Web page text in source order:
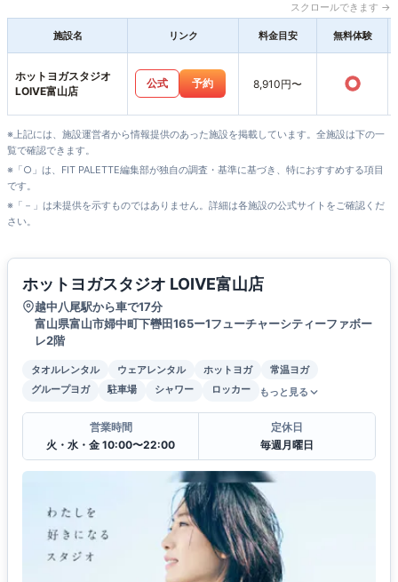
スクロールできます →
施設名 リンク 料金目安 無料体験
ホットヨガスタジオ
LOIVE富山店
公式 予約 8,910円〜 ○
※上記には、施設運営者から情報提供のあった施設を掲載しています。全施設は下の一
覧で確認できます。
※「○」は、FIT PALETTE編集部が独自の調査・基準に基づき、特におすすめする項目
です。
※「－」は未提供を示すものではありません。詳細は各施設の公式サイトをご確認くだ
さい。
ホットヨガスタジオ LOIVE富山店
越中八尾駅から車で17分
富山県富山市婦中町下轡田165ー1フューチャーシティーファボー
レ2階
タオルレンタル ウェアレンタル ホットヨガ
常温ヨガ
グループヨガ
駐車場 シャワー ロッカー もっと見る
営業時間
火・水・金 10:00〜22:00
定休日
毎週月曜日